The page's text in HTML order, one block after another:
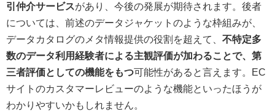
引仲介サービスがあり、今後の発展が期待されます。後者
については、前述のデータジャケットのような枠組みが、
データカタログのメタ情報提供の役割を超えて、 不特定多
数のデータ利用経験者による主観評価が加わることで、第
三者評価としての機能をもつ可能性があると言えます。EC
サイトのカスタマーレビューのような機能といったほうが
わかりやすいかもしれません。